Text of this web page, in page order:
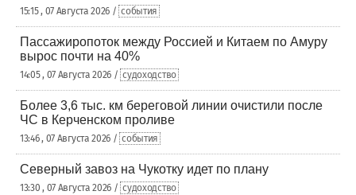
15:15 , 07 Августа 2026 / события
Пассажиропоток между Россией и Китаем по Амуру
вырос почти на 40%
14:05 , 07 Августа 2026 / судоходство
Более 3,6 тыс. км береговой линии очистили после
ЧС в Керченском проливе
13:46 , 07 Августа 2026 / события
Северный завоз на Чукотку идет по плану
13:30 , 07 Августа 2026 / судоходство